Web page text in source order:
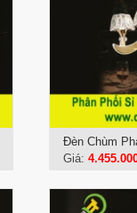
Đèn Chùm
Giá: